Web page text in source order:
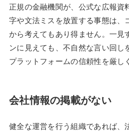
正規の金融機関が、公式な広報資
字や文法ミスを放置する事態は、
から考えてもあり得ません。一見
ンに見えても、不自然な言い回し
プラットフォームの信頼性を厳し
会社情報の掲載がない
健全な運営を行う組織であれば、